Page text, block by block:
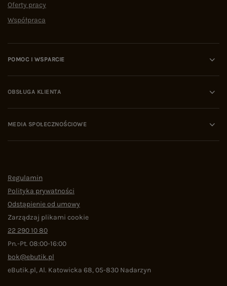
Oferty pracy
Współpraca
POMOC I WSPARCIE
OBSŁUGA KLIENTA
MEDIA SPOŁECZNOŚCIOWE
Regulamin
Polityka prywatności
Odstąpienie od umowy
Zarządzaj plikami cookie
22 290 10 80
Pn.-Pt. 08:00-16:00
bok@ebutik.pl
eButik.pl,Al. Katowicka 68,05-830 Nadarzyn